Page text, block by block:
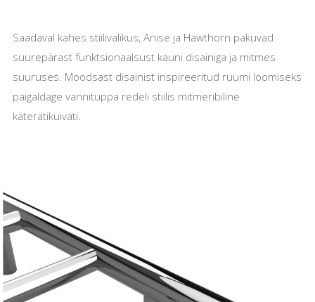
Saadaval kahes stiilivalikus, Anise ja Hawthorn pakuvad
suurepärast funktsionaalsust kauni disainiga ja mitmes
suuruses. Moodsast disainist inspireeritud ruumi loomiseks
paigaldage vannituppa redeli stiilis mitmeribiline
käterätikuivati.